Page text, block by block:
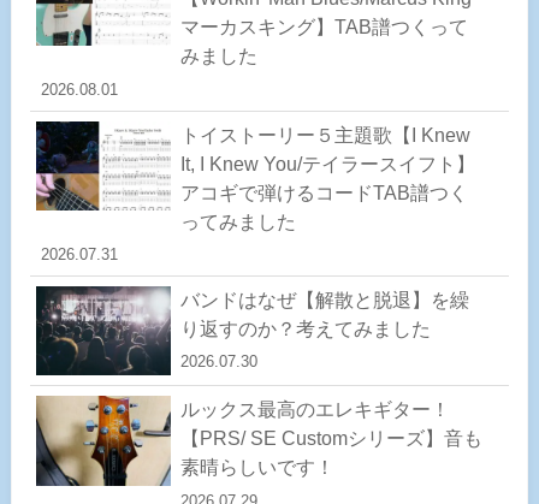
マーカスキング】TAB譜つくって
みました
2026.08.01
トイストーリー５主題歌【I Knew
It, I Knew You/テイラースイフト】
アコギで弾けるコードTAB譜つく
ってみました
2026.07.31
バンドはなぜ【解散と脱退】を繰
り返すのか？考えてみました
2026.07.30
ルックス最高のエレキギター！
【PRS/ SE Customシリーズ】音も
素晴らしいです！